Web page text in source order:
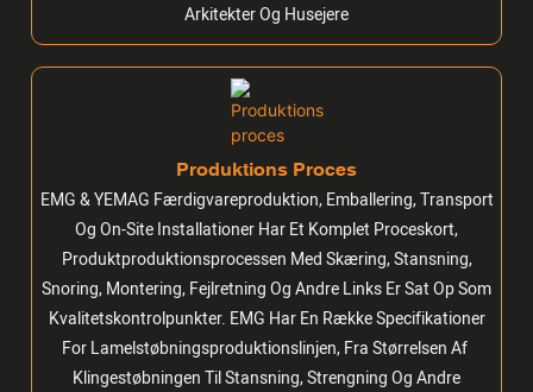
Arkitekter Og Husejere
Produktions Proces
EMG & YEMAG Færdigvareproduktion, Emballering, Transport
Og On-Site Installationer Har Et Komplet Proceskort,
Produktproduktionsprocessen Med Skæring, Stansning,
Snoring, Montering, Fejlretning Og Andre Links Er Sat Op Som
Kvalitetskontrolpunkter. EMG Har En Række Specifikationer
For Lamelstøbningsproduktionslinjen, Fra Størrelsen Af ​​
Klingestøbningen Til Stansning, Strengning Og Andre